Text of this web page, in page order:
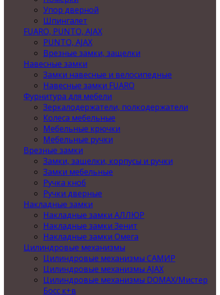
Упор дверной
Шпингалет
FUARO, PUNTO, AJAX
PUNTO, AJAX
Врезные замки, защелки
Навесные замки
Замки навесные и велосипедные
Навесные замки FUARO
Фурнитура для мебели
Зеркалодержатели, полкодержатели
Колеса мебельные
Мебельные крючки
Мебельные ручки
Врезные замки
Замки, защелки, корпусы и ручки
Замки мебельные
Ручка кноб
Ручки дверные
Накладные замки
Накладные замки АЛЛЮР
Накладные замки Зенит
Накладные замки Омега
Цилиндровые механизмы
Цилиндровые механизмы САМИР
Цилиндровые механизмы AJAX
Цилиндровые механизмы DOMAX/Мистер
Босс к+в